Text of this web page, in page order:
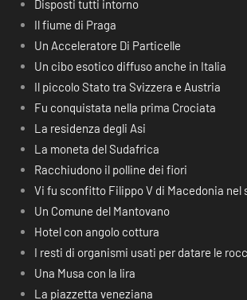
Disposti tutti intorno
Il fiume di Praga
Un Acceleratore Di Particelle
Un cibo esotico diffuso anche in Italia
Il piccolo Stato tra Svizzera e Austria
Fu conquistata nella prima Crociata
La residenza degli Asi
La moneta del Sudafrica
Racchiudono il polline dei fiori
Vi fu sconfitto Filippo V di Macedonia nel
Un Comune del Mantovano
Hotel con angolo cottura
I resti di organismi usati per datare le
Una Musa con la lira
La piazzetta veneziana